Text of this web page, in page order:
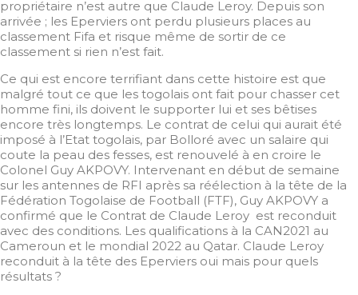
propriétaire n’est autre que Claude Leroy. Depuis son
arrivée ; les Eperviers ont perdu plusieurs places au
classement Fifa et risque même de sortir de ce
classement si rien n’est fait.
Ce qui est encore terrifiant dans cette histoire est que
malgré tout ce que les togolais ont fait pour chasser cet
homme fini, ils doivent le supporter lui et ses bêtises
encore très longtemps. Le contrat de celui qui aurait été
imposé à l’Etat togolais, par Bolloré avec un salaire qui
coute la peau des fesses, est renouvelé à en croire le
Colonel Guy AKPOVY. Intervenant en début de semaine
sur les antennes de RFI après sa réélection à la tête de la
Fédération Togolaise de Football (FTF), Guy AKPOVY a
confirmé que le Contrat de Claude Leroy est reconduit
avec des conditions. Les qualifications à la CAN2021 au
Cameroun et le mondial 2022 au Qatar. Claude Leroy
reconduit à la tête des Eperviers oui mais pour quels
résultats ?